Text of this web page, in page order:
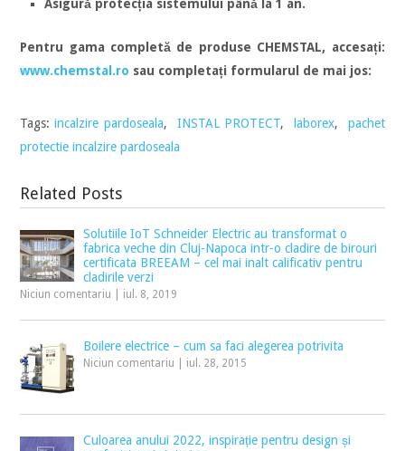
Asigură protecția sistemului până la 1 an.
Pentru gama completă de produse CHEMSTAL, accesați:
www.chemstal.ro sau completați formularul de mai jos:
Tags: incalzire pardoseala, INSTAL PROTECT, laborex,
pachet
protectie incalzire pardoseala
Related Posts
Solutiile IoT Schneider Electric au transformat o
fabrica veche din Cluj-Napoca intr-o cladire de birouri
certificata BREEAM – cel mai inalt calificativ pentru
cladirile verzi
Niciun comentariu iul. 8, 2019
Boilere electrice – cum sa faci alegerea potrivita
Niciun comentariu iul. 28, 2015
Culoarea anului 2022, inspirație pentru design și